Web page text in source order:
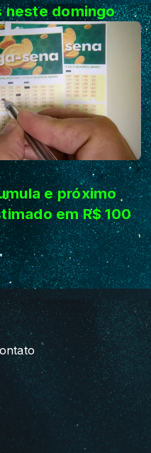
neste domingo
e próximo
em R$ 100